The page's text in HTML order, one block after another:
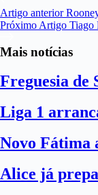
Artigo anterior
Próximo Artigo Tiago
Mais notícias
Freguesia de
Liga 1
Novo Fátima
Alice já